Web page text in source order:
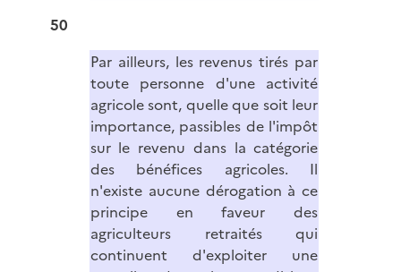
50
Par ailleurs, les revenus tirés par
toute personne d'une activité
agricole sont, quelle que soit leur
importance, passibles de l'impôt
sur le revenu dans la catégorie
des bénéfices agricoles. Il
n'existe aucune dérogation à ce
principe en faveur des
agriculteurs retraités qui
continuent d'exploiter une